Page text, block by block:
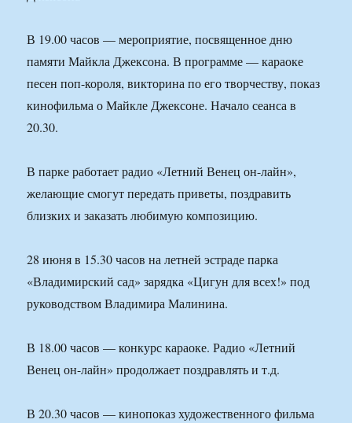
В 19.00 часов — мероприятие, посвященное дню
памяти Майкла Джексона. В программе — караоке
песен поп-короля, викторина по его творчеству, показ
кинофильма о Майкле Джексоне. Начало сеанса в
20.30.
В парке работает радио «Летний Венец он-лайн»,
желающие смогут передать приветы, поздравить
близких и заказать любимую композицию.
28 июня в 15.30 часов на летней эстраде парка
«Владимирский сад» зарядка «Цигун для всех!» под
руководством Владимира Малинина.
В 18.00 часов — конкурс караоке. Радио «Летний
Венец он-лайн» продолжает поздравлять и т.д.
В 20.30 часов — кинопоказ художественного фильма